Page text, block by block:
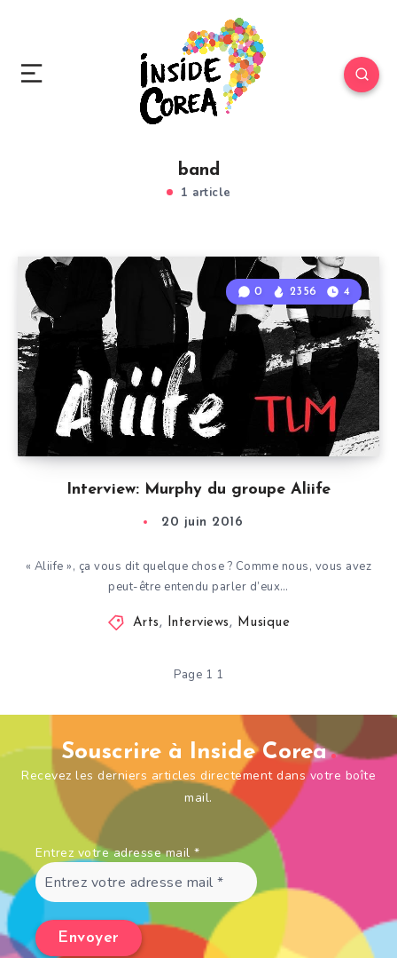
band
1 article
Interview: Murphy du groupe Aliife
0 2356 4
20 juin 2016
« Aliife », ça vous dit quelque chose ? Comme nous, vous avez
peut-être entendu parler d’eux…
Arts, Interviews, Musique
Page 1 1
Souscrire à Inside Corea
Recevez les derniers articles directement dans votre boîte
mail.
Entrez votre adresse mail *